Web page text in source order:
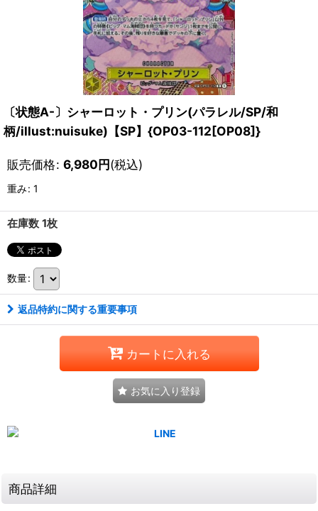
〔状態A-〕シャーロット・プリン(パラレル/SP/和
柄/illust:nuisuke)【SP】{OP03-112[OP08]}
販売価格: 6,980円(税込)
重み: 1
在庫数 1枚
数量:
返品特約に関する重要事項
カートに入れる
お気に入り登録
商品詳細